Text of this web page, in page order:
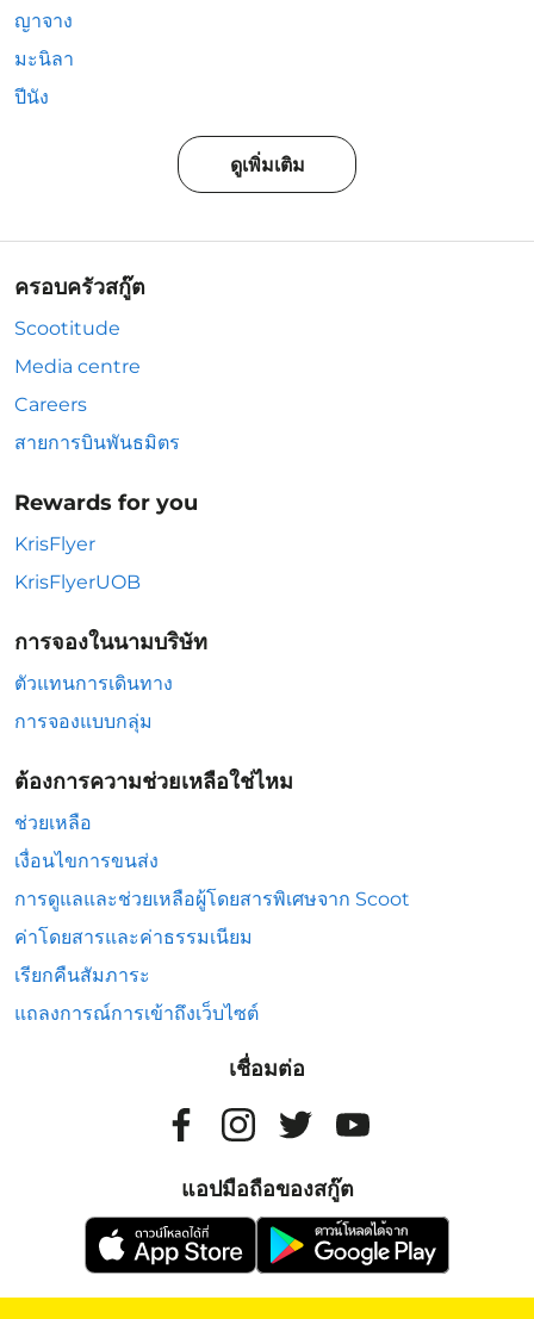
ญาจาง
มะนิลา
ปีนัง
ดูเพิ่มเติม
ครอบครัวสกู๊ต
Scootitude
Media centre
Careers
สายการบินพันธมิตร
Rewards for you
KrisFlyer
KrisFlyerUOB
การจองในนามบริษัท
ตัวแทนการเดินทาง
การจองแบบกลุ่ม
ต้องการความช่วยเหลือใช่ไหม
ช่วยเหลือ
เงื่อนไขการขนส่ง
การดูแลและช่วยเหลือผู้โดยสารพิเศษจาก Scoot
ค่าโดยสารและค่าธรรมเนียม
เรียกคืนสัมภาระ
แถลงการณ์การเข้าถึงเว็บไซต์
เชื่อมต่อ
แอปมือถือของสกู๊ต